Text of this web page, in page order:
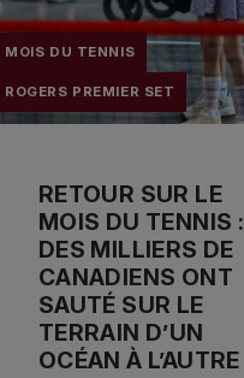
MOIS DU TENNIS
ROGERS PREMIER SET
RETOUR SUR LE
MOIS DU TENNIS :
DES MILLIERS DE
CANADIENS ONT
SAUTÉ SUR LE
TERRAIN D’UN
OCÉAN À L’AUTRE